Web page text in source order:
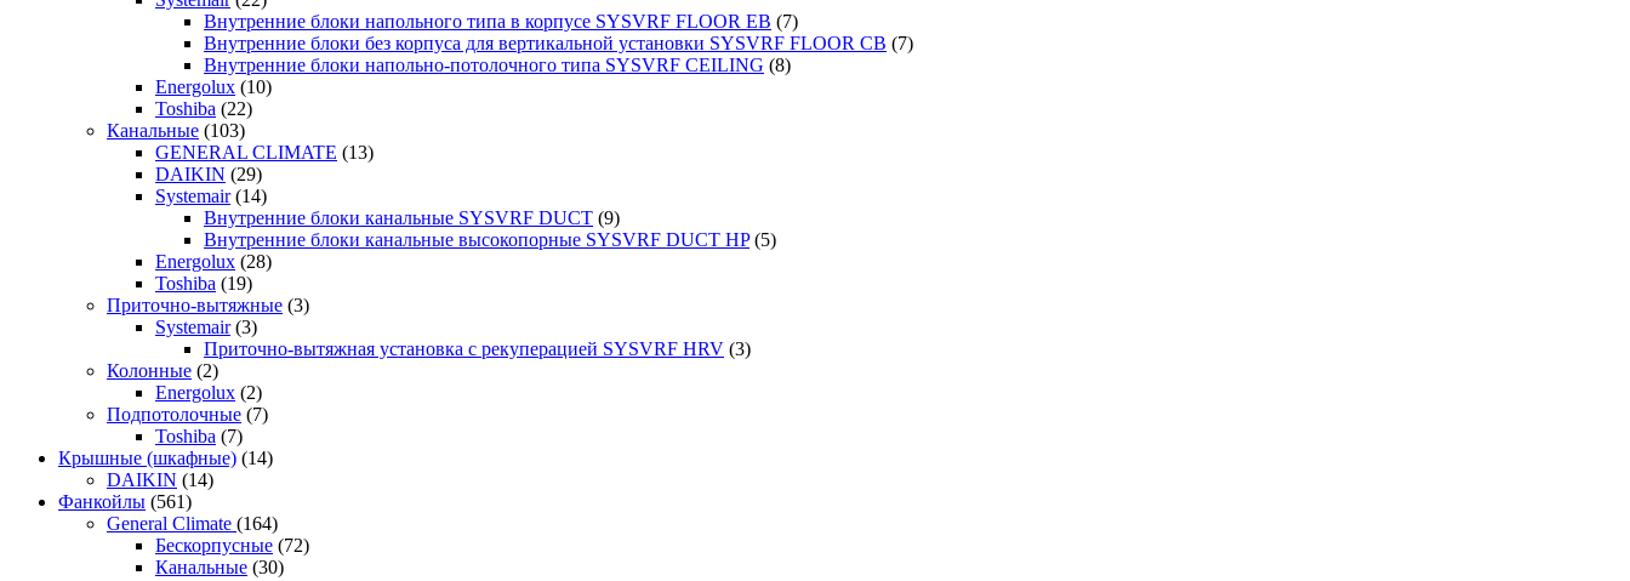
Внутренние блоки напольного типа в корпусе SYSVRF FLOOR EB (7)
Внутренние блоки без корпуса для вертикальной установки SYSVRF FLOOR CB (7)
Внутренние блоки напольно-потолочного типа SYSVRF CEILING (8)
Energolux (10)
Toshiba (22)
Канальные (103)
GENERAL CLIMATE (13)
DAIKIN (29)
Systemair (14)
Внутренние блоки канальные SYSVRF DUCT (9)
Внутренние блоки канальные высокопорные SYSVRF DUCT HP (5)
Energolux (28)
Toshiba (19)
Приточно-вытяжные (3)
Systemair (3)
Приточно-вытяжная установка с рекуперацией SYSVRF HRV (3)
Колонные (2)
Energolux (2)
Подпотолочные (7)
Toshiba (7)
Крышные (шкафные) (14)
DAIKIN (14)
Фанкойлы (561)
General Climate (164)
Бескорпусные (72)
Канальные (30)